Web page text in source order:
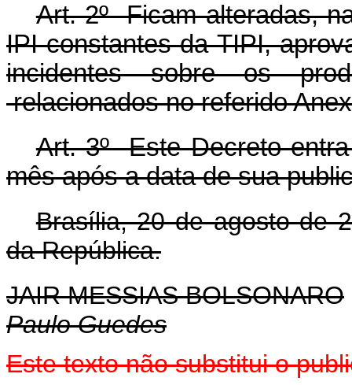
Art. 2º Ficam alteradas,
IPI constantes da TIPI,
incidentes sobre os
relacionados no referido
Art. 3º Este Decreto
mês após a data de sua
Brasília, 20 de agosto de
da República.
JAIR MESSIAS BOLSONARO
Paulo Guedes
Este texto não substitui o